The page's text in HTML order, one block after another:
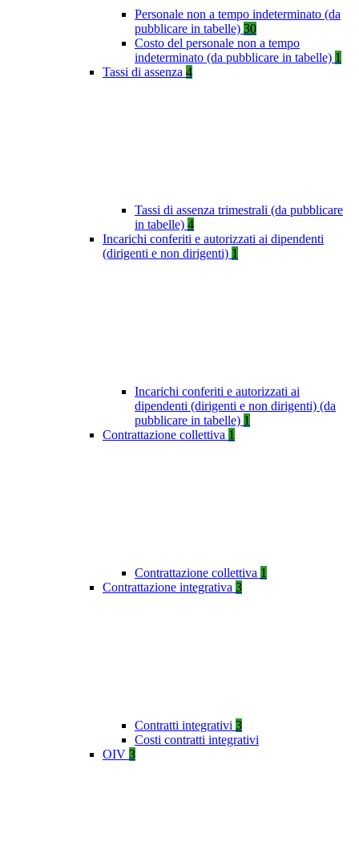
Personale non a tempo indeterminato (da
pubblicare in tabelle) 30
Costo del personale non a tempo
indeterminato (da pubblicare in tabelle) 1
Tassi di assenza 4
Tassi di assenza trimestrali (da pubblicare
in tabelle) 4
Incarichi conferiti e autorizzati ai dipendenti
(dirigenti e non dirigenti) 1
Incarichi conferiti e autorizzati ai
dipendenti (dirigenti e non dirigenti) (da
pubblicare in tabelle) 1
Contrattazione collettiva 1
Contrattazione collettiva 1
Contrattazione integrativa 3
Contratti integrativi 3
Costi contratti integrativi
OIV 3